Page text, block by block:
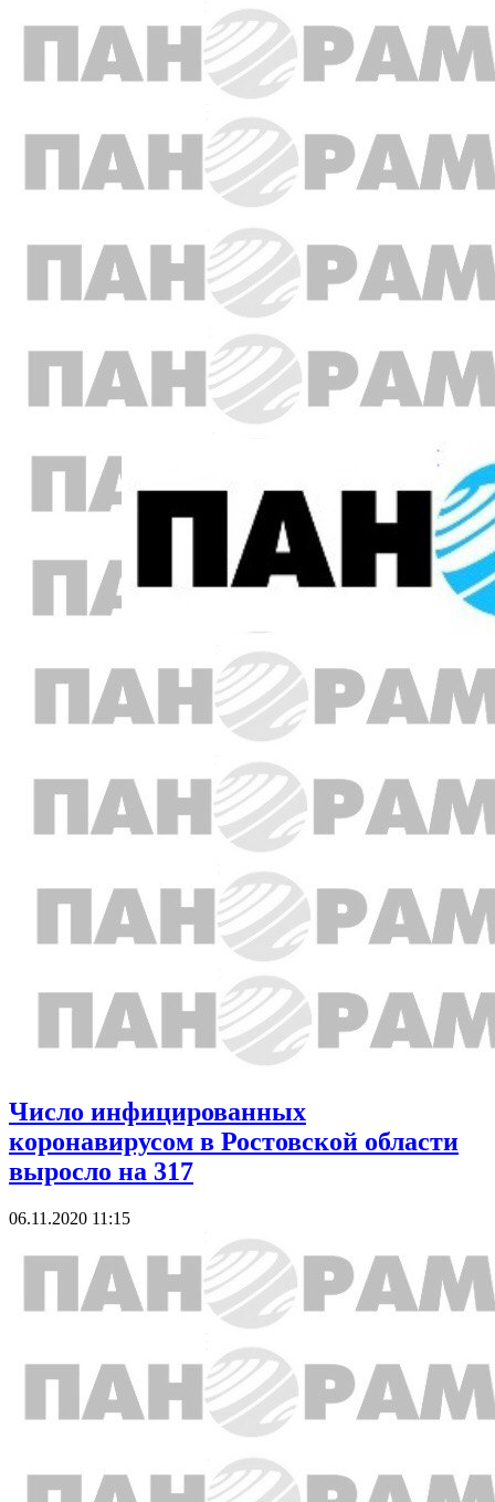
Число инфицированных
коронавирусом в Ростовской области
выросло на 317
06.11.2020 11:15